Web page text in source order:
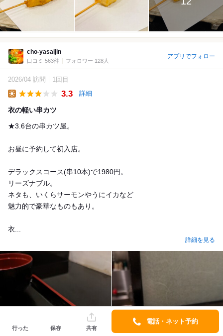
cho-yasaijin
口コミ 563件 フォロワー 128人
アプリでフォロー
2026/04 訪問 1回目
3.3 詳細
衣の軽い串カツ
★3.6台の串カツ屋。
お昼に予約して初入店。
デラックスコース(串10本)で1980円。
リーズナブル。
ネタも、いくらサーモンやうにイカなど
魅力的で豪華なものもあり。
衣...
詳細を見る
行った 保存 共有
電話・ネット予約